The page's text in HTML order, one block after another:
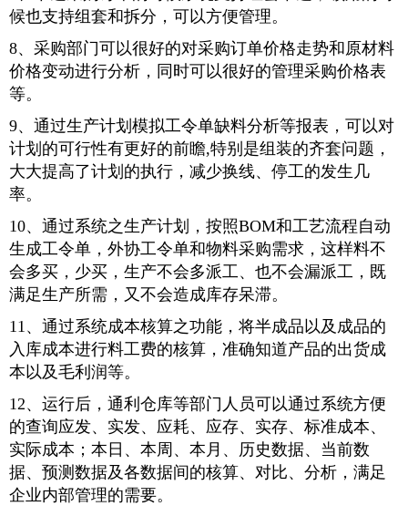
候也支持组套和拆分，可以方便管理。
8、采购部门可以很好的对采购订单价格走势和原材料
价格变动进行分析，同时可以很好的管理采购价格表
等。
9、通过生产计划模拟工令单缺料分析等报表，可以对
计划的可行性有更好的前瞻,特别是组装的齐套问题，
大大提高了计划的执行，减少换线、停工的发生几
率。
10、通过系统之生产计划，按照BOM和工艺流程自动
生成工令单，外协工令单和物料采购需求，这样料不
会多买，少买，生产不会多派工、也不会漏派工，既
满足生产所需，又不会造成库存呆滞。
11、通过系统成本核算之功能，将半成品以及成品的
入库成本进行料工费的核算，准确知道产品的出货成
本以及毛利润等。
12、运行后，通利仓库等部门人员可以通过系统方便
的查询应发、实发、应耗、应存、实存、标准成本、
实际成本；本日、本周、本月、历史数据、当前数
据、预测数据及各数据间的核算、对比、分析，满足
企业内部管理的需要。